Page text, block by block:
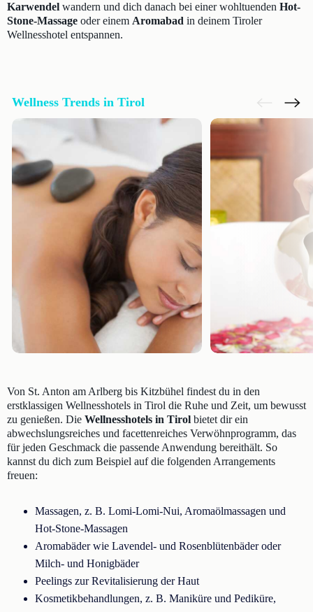
Karwendel wandern und dich danach bei einer wohltuenden Hot-
Stone-Massage oder einem Aromabad in deinem Tiroler
Wellnesshotel entspannen.
Wellness Trends in Tirol
Von St. Anton am Arlberg bis Kitzbühel findest du in den
erstklassigen Wellnesshotels in Tirol die Ruhe und Zeit, um bewusst
zu genießen. Die Wellnesshotels in Tirol bietet dir ein
abwechslungsreiches und facettenreiches Verwöhnprogramm, das
für jeden Geschmack die passende Anwendung bereithält. So
kannst du dich zum Beispiel auf die folgenden Arrangements
freuen:
Massagen, z. B. Lomi-Lomi-Nui, Aromaölmassagen und
Hot-Stone-Massagen
Aromabäder wie Lavendel- und Rosenblütenbäder oder
Milch- und Honigbäder
Peelings zur Revitalisierung der Haut
Kosmetikbehandlungen, z. B. Maniküre und Pediküre,